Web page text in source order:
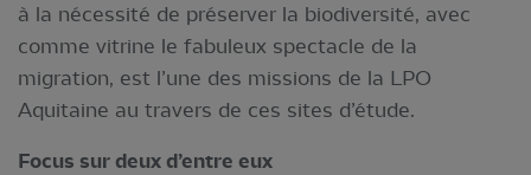
à la nécessité de préserver la biodiversité, avec
comme vitrine le fabuleux spectacle de la
migration, est l’une des missions de la LPO
Aquitaine au travers de ces sites d’étude.
Focus sur deux d’entre eux